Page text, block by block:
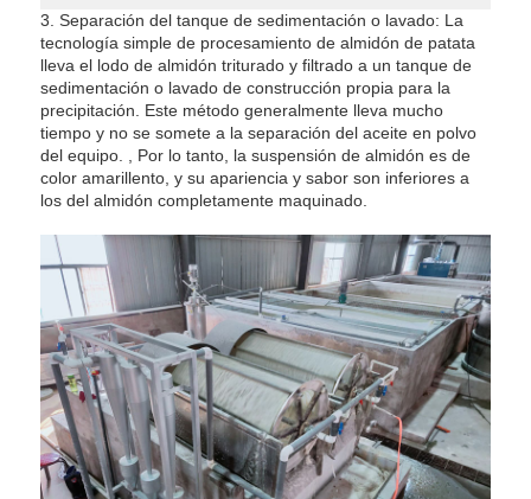
3. Separación del tanque de sedimentación o lavado: La
tecnología simple de procesamiento de almidón de patata
lleva el lodo de almidón triturado y filtrado a un tanque de
sedimentación o lavado de construcción propia para la
precipitación. Este método generalmente lleva mucho
tiempo y no se somete a la separación del aceite en polvo
del equipo. , Por lo tanto, la suspensión de almidón es de
color amarillento, y su apariencia y sabor son inferiores a
los del almidón completamente maquinado.